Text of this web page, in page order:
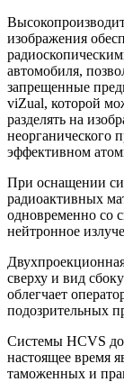
изображения
автомобиля,
запрещенные
viZual, которой
разделять на
неорганического
эффективном
При оснащении
радиоактивных
одновременно со
нейтронное
сверху и вид
облегчает
подозрительных
Системы HCVS
настоящее время
таможенных и